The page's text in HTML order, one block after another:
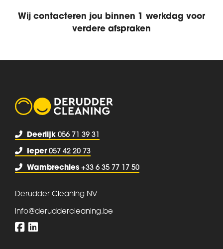
Wij contacteren jou binnen 1 werkdag voor
verdere afspraken
Deerlijk 056 71 39 31
Ieper057 42 20 73
Wambrechies +33 6 35 77 17 50
Derudder Cleaning NV
info@deruddercleaning.be